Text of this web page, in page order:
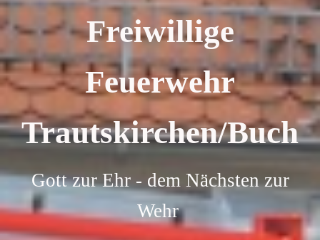
Freiwillige
Feuerwehr
Trautskirchen/Buch
Gott zur Ehr - dem Nächsten zur
Wehr